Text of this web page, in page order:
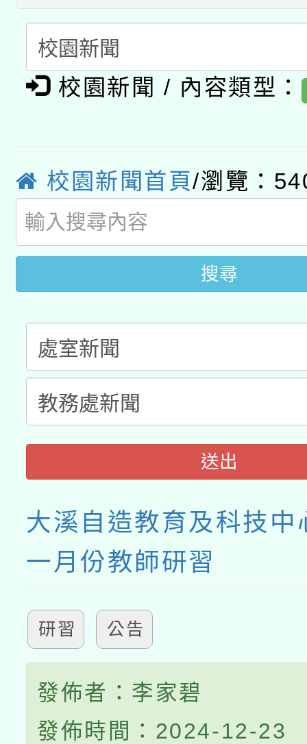
人員健康講座「吃得安
心」，鼓勵退休同仁踴
案。
本校115學年度第2次
招甄選結果公告(無人
招)
適應運動共學行動站研
本館辦理115年度閱讀
「數位內容與教學軟體
pilot」
有關大陸委員會函釋公
薪期間赴陸應申請許可
校園新聞 / 內容類型：
校園新聞首頁/瀏覽：
搜尋
送出
大溪自造教育及科技
一月份教師研習
研習 公告
發佈者：李家碧
發佈時間：2024-12-23